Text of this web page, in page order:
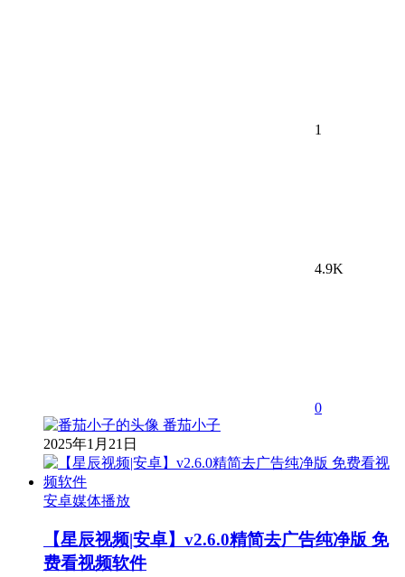
1
4.9K
0
番茄小子
2025年1月21日
安卓媒体播放
【星辰视频|安卓】v2.6.0精简去广告纯净版 免
费看视频软件